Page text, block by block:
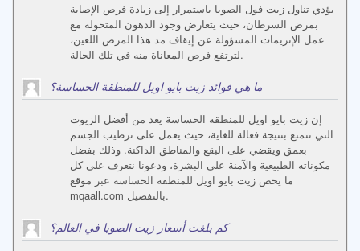
يؤدي تناول زيت فول الصويا باستمرار إلى زيادة فرص الإصابة
بمرض السرطان، حيث يتعارض وجود الدهون المتحولة مع
عمل الإنزيمات المسؤولة عن إيقاف مد هذا المرض اللعين،
لترتفع فرص المعاناة منه في تلك الحالة.
ما هي فوائد زيت بايو اويل للمنطقة الحساسة؟
إن زيت بايو اويل للمنطقه الحساسة يعد من أفضل الزيوت
التي تتمتع بنتيجة فعالة للغاية، حيث يعمل على ترطيب الجسم
بعمق ويقضي على البقع والمناطق الداكنة. وذلك بفضل
مكوناته الطبيعية والآمنة على البشرة، ودعونا نتعرف على كل
ما يخص زيت بايو اويل للمنطقة الحساسة عبر موقع
mqaall.com بالتفصيل.
كم بلغت أسعار زيت الصويا في العالم؟